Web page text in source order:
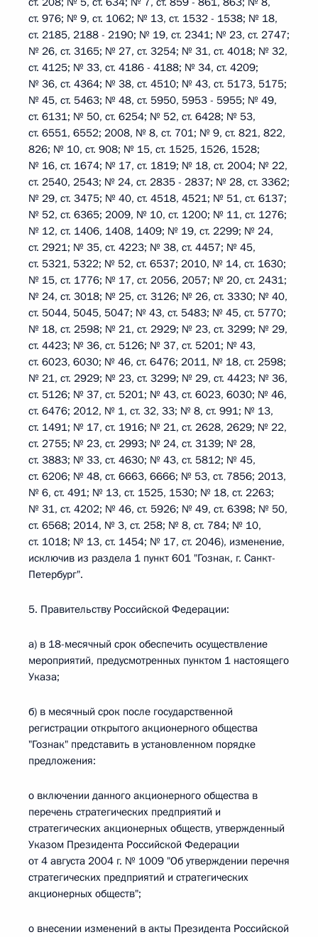
ст. 976; № 9, ст. 1062; № 13, ст. 1532 - 1538; № 18,
ст. 2185, 2188 - 2190; № 19, ст. 2341; № 23, ст. 2747;
№ 26, ст. 3165; № 27, ст. 3254; № 31, ст. 4018; № 32,
ст. 4125; № 33, ст. 4186 - 4188; № 34, ст. 4209;
№ 36, ст. 4364; № 38, ст. 4510; № 43, ст. 5173, 5175;
№ 45, ст. 5463; № 48, ст. 5950, 5953 - 5955; № 49,
ст. 6131; № 50, ст. 6254; № 52, ст. 6428; № 53,
ст. 6551, 6552; 2008, № 8, ст. 701; № 9, ст. 821, 822,
826; № 10, ст. 908; № 15, ст. 1525, 1526, 1528;
№ 16, ст. 1674; № 17, ст. 1819; № 18, ст. 2004; № 22,
ст. 2540, 2543; № 24, ст. 2835 - 2837; № 28, ст. 3362;
№ 29, ст. 3475; № 40, ст. 4518, 4521; № 51, ст. 6137;
№ 52, ст. 6365; 2009, № 10, ст. 1200; № 11, ст. 1276;
№ 12, ст. 1406, 1408, 1409; № 19, ст. 2299; № 24,
ст. 2921; № 35, ст. 4223; № 38, ст. 4457; № 45,
ст. 5321, 5322; № 52, ст. 6537; 2010, № 14, ст. 1630;
№ 15, ст. 1776; № 17, ст. 2056, 2057; № 20, ст. 2431;
№ 24, ст. 3018; № 25, ст. 3126; № 26, ст. 3330; № 40,
ст. 5044, 5045, 5047; № 43, ст. 5483; № 45, ст. 5770;
№ 18, ст. 2598; № 21, ст. 2929; № 23, ст. 3299; № 29,
ст. 4423; № 36, ст. 5126; № 37, ст. 5201; № 43,
ст. 6023, 6030; № 46, ст. 6476; 2011, № 18, ст. 2598;
№ 21, ст. 2929; № 23, ст. 3299; № 29, ст. 4423; № 36,
ст. 5126; № 37, ст. 5201; № 43, ст. 6023, 6030; № 46,
ст. 6476; 2012, № 1, ст. 32, 33; № 8, ст. 991; № 13,
ст. 1491; № 17, ст. 1916; № 21, ст. 2628, 2629; № 22,
ст. 2755; № 23, ст. 2993; № 24, ст. 3139; № 28,
ст. 3883; № 33, ст. 4630; № 43, ст. 5812; № 45,
ст. 6206; № 48, ст. 6663, 6666; № 53, ст. 7856; 2013,
№ 6, ст. 491; № 13, ст. 1525, 1530; № 18, ст. 2263;
№ 31, ст. 4202; № 46, ст. 5926; № 49, ст. 6398; № 50,
ст. 6568; 2014, № 3, ст. 258; № 8, ст. 784; № 10,
ст. 1018; № 13, ст. 1454; № 17, ст. 2046), изменение,
исключив из раздела 1 пункт 601 "Гознак, г. Санкт-
Петербург".
5. Правительству Российской Федерации:
а) в 18-месячный срок обеспечить осуществление
мероприятий, предусмотренных пунктом 1 настоящего
Указа;
б) в месячный срок после государственной
регистрации открытого акционерного общества
"Гознак" представить в установленном порядке
предложения:
о включении данного акционерного общества в
перечень стратегических предприятий и
стратегических акционерных обществ, утвержденный
Указом Президента Российской Федерации
от 4 августа 2004 г. № 1009 "Об утверждении перечня
стратегических предприятий и стратегических
акционерных обществ";
о внесении изменений в акты Президента Российской